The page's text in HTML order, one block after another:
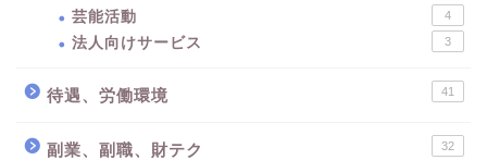
芸能活動 4
法人向けサービス 3
待遇、労働環境 41
副業、副職、財テク 32